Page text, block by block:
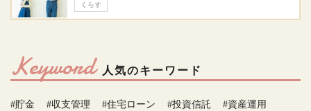
くらす
Keyword 人気のキーワード
#貯金 #収支管理 #住宅ローン #投資信託
#資産運用